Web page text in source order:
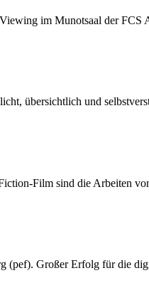
im Munotsaal der
übersichtlich und
Film sind die Arbeiten
(pef). Großer Erfolg für die